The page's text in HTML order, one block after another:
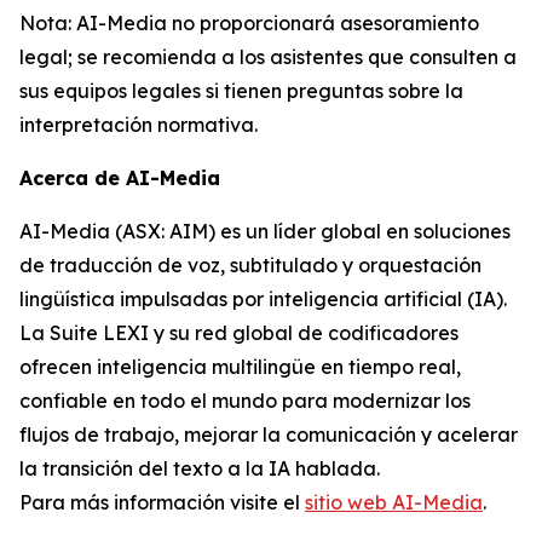
Nota: AI-Media no proporcionará asesoramiento
legal; se recomienda a los asistentes que consulten a
sus equipos legales si tienen preguntas sobre la
interpretación normativa.
Acerca de AI-Media
AI-Media (ASX: AIM) es un líder global en soluciones
de traducción de voz, subtitulado y orquestación
lingüística impulsadas por inteligencia artificial (IA).
La Suite LEXI y su red global de codificadores
ofrecen inteligencia multilingüe en tiempo real,
confiable en todo el mundo para modernizar los
flujos de trabajo, mejorar la comunicación y acelerar
la transición del texto a la IA hablada.
Para más información visite el sitio web AI-Media.